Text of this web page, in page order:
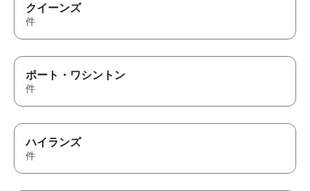
クイーンズ
件
ポート・ワシントン
件
ハイランズ
件